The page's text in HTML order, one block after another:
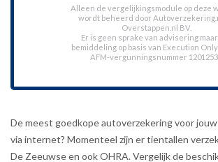
Alleen de vergelijkingsmodule op deze
wordt beheerd door
Overstappen.nl BV.
Er is geen sprake van advisering
bemiddeling op basis van Execution Only
AFM-vergunningsnummer
De meest goedkope autoverzekering voor
via internet? Momenteel zijn er tientallen
De Zeeuwse en ook OHRA. Vergelijk de